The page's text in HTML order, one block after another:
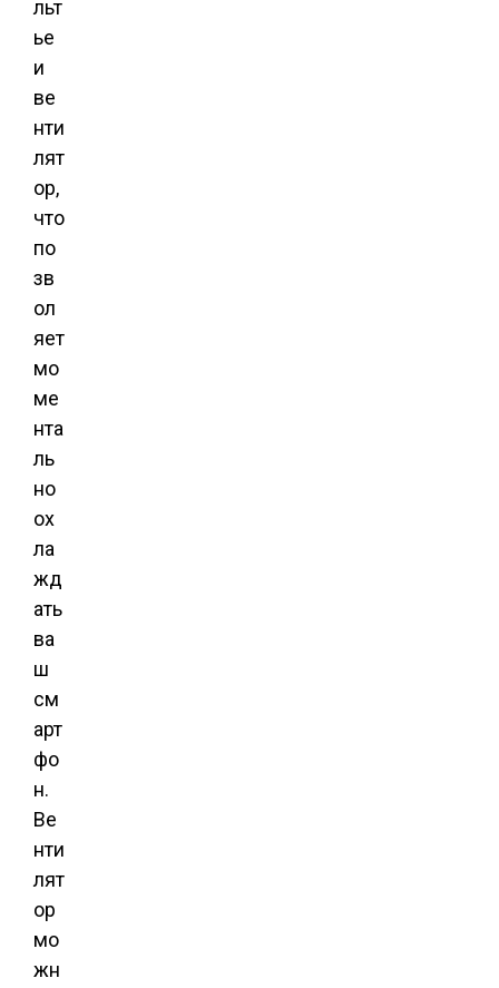
льт
ье
и
ве
нти
лят
ор,
что
по
зв
ол
яет
мо
ме
нта
ль
но
ох
ла
жд
ать
ва
ш
см
арт
фо
н.
Ве
нти
лят
ор
мо
жн